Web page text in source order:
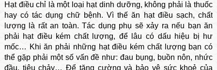
Hạt điều chỉ là một loại hạt dinh dưỡng, không phải là thuốc
hay có tác dụng chữ bệnh. Vì thế ăn hạt điều sạch, chất
lượng là rất an toàn. Tác dụng phụ sẽ xảy ra nếu bạn ăn
phải hạt điều kém chất lượng, để lâu có dấu hiệu bị hư
mốc… Khi ăn phải những hạt điều kém chất lượng bạn có
thể gặp phải một số vấn đề như: đau bụng, buồn nôn, nhức
đầu, tiêu chảy… Để tăng cường và bảo vệ sức khoẻ của